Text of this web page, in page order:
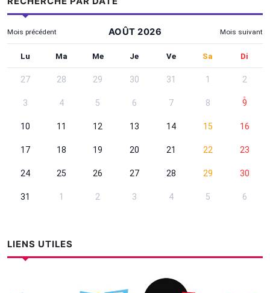
Utilisez Tab pour atteindre les contrôles, les flèches pour
Mois précédent AOÛT 2026 Mois suivant
Recherche par date - Août 2026
Lu Ma MeMercredi
JeJeudi VeVendredi
Sa Di
27 28 29 30 31 1 2
3 4 5 6 7 8 9
10 11 12 13 14 15 16
17 18 19 20 21 22 23
24 25 26 27 28 29 30
31 1 2 3 4 5 6
LIENS UTILES